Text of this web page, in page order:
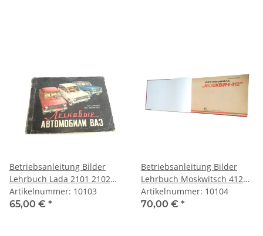
Betriebsanleitung Bilder
Lehrbuch Lada 2101 2102
2103 Original russisch
Artikelnummer: 10103
65,00 € *
Betriebsanleitung Bilder
Lehrbuch Moskwitsch 412
Original Russisch
Artikelnummer: 10104
70,00 € *